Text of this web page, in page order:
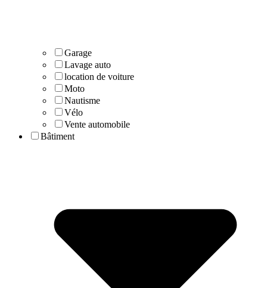
Garage
Lavage auto
location de voiture
Moto
Nautisme
Vélo
Vente automobile
Bâtiment